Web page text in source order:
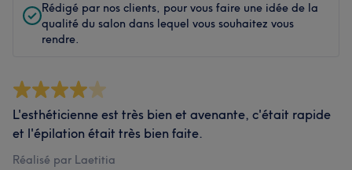
Rédigé par nos clients, pour vous faire une idée de la
qualité du salon dans lequel vous souhaitez vous
rendre.
L'esthéticienne est très bien et avenante, c'était rapide
et l'épilation était très bien faite.
Réalisé par Laetitia